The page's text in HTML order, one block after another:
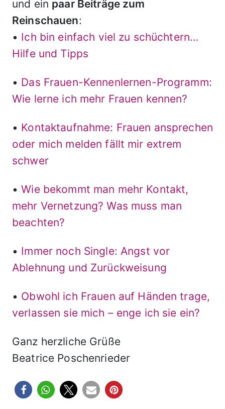
und ein paar Beiträge zum
Reinschauen:
• Ich bin einfach viel zu schüchtern…
Hilfe und Tipps
• Das Frauen-Kennenlernen-Programm:
Wie lerne ich mehr Frauen kennen?
• Kontaktaufnahme: Frauen ansprechen
oder mich melden fällt mir extrem
schwer
•Wie bekommt man mehr Kontakt,
mehr Vernetzung? Was muss man
beachten?
• Immer noch Single: Angst vor
Ablehnung und Zurückweisung
• Obwohl ich Frauen auf Händen trage,
verlassen sie mich – enge ich sie ein?
Ganz herzliche Grüße
Beatrice Poschenrieder